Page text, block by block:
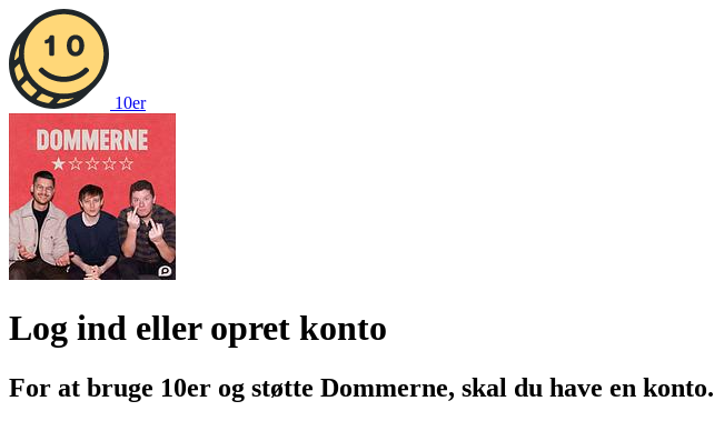
10er
Log ind eller opret konto
For at bruge 10er og støtte Dommerne, skal du have en konto.